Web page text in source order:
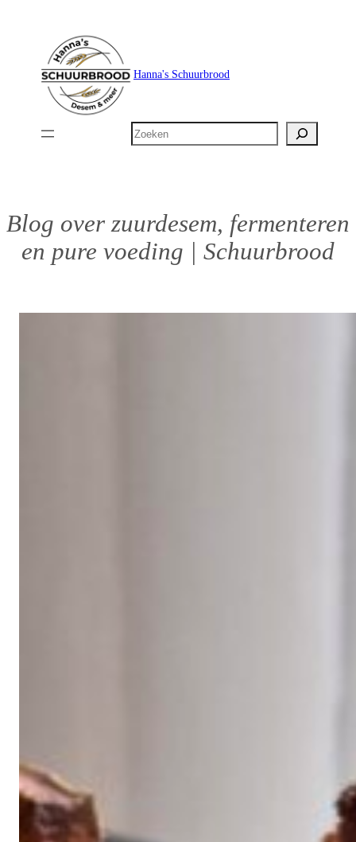
inhoud
Hanna's Schuurbrood
Zoeken
Blog over zuurdesem, fermenteren
en pure voeding | Schuurbrood